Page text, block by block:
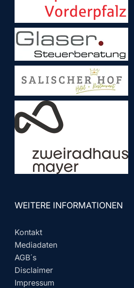
WEITERE INFORMATIONEN
Kontakt
Mediadaten
AGB´s
Disclaimer
Impressum